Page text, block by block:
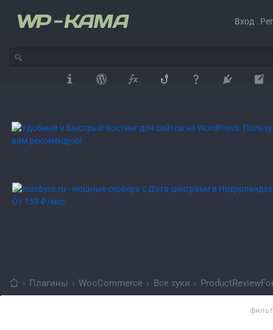
Вход .
› Плагины › WooCommerce › Все хуки ›